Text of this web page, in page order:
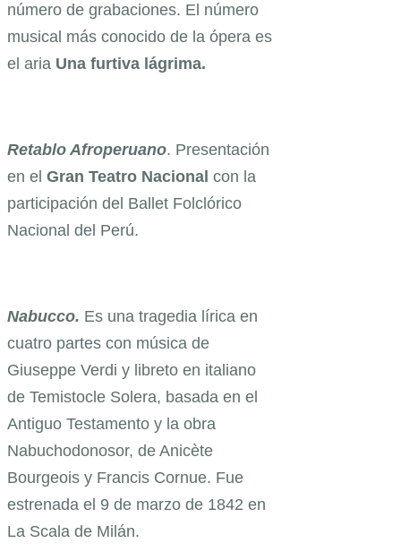
número de grabaciones. El número
musical más conocido de la ópera es
el aria Una furtiva lágrima.
Retablo Afroperuano. Presentación
en el Gran Teatro Nacional con la
participación del Ballet Folclórico
Nacional del Perú.
Nabucco. Es una tragedia lírica en
cuatro partes con música de
Giuseppe Verdi y libreto en italiano
de Temistocle Solera, basada en el
Antiguo Testamento y la obra
Nabuchodonosor, de Anicète
Bourgeois y Francis Cornue. Fue
estrenada el 9 de marzo de 1842 en
La Scala de Milán.